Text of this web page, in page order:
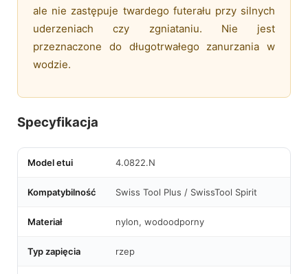
ale nie zastępuje twardego futerału przy silnych
uderzeniach czy zgniataniu. Nie jest
przeznaczone do długotrwałego zanurzania w
wodzie.
Specyfikacja
Model etui 4.0822.N
Kompatybilność Swiss Tool Plus / SwissTool Spirit
Materiał nylon, wodoodporny
Typ zapięcia rzep